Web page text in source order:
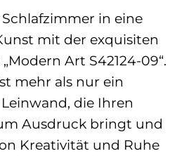
in eine
mit der exquisiten
Art S42124-09“.
mehr als nur ein
die Ihren
Ausdruck bringt und
Kreativität und Ruhe